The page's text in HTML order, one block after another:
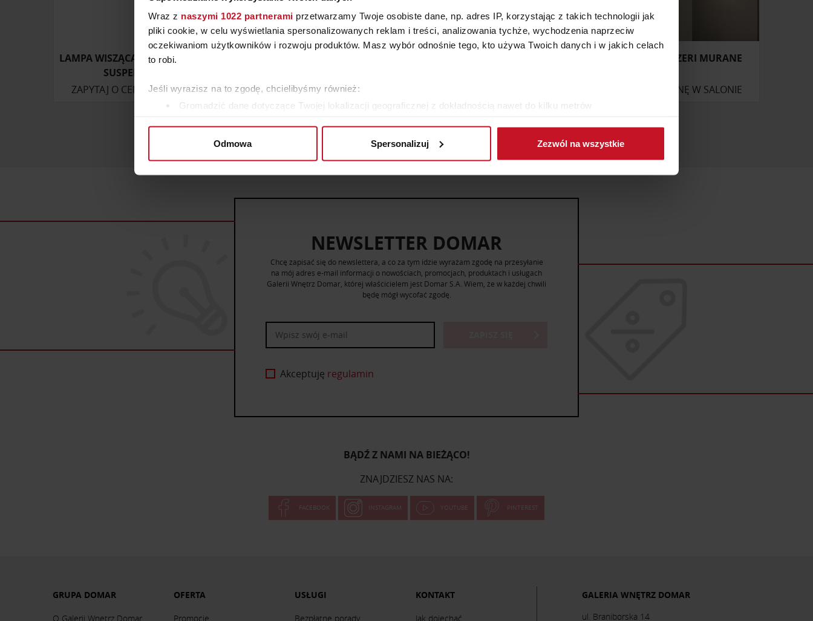
Wraz z naszymi 1022 partnerami przetwarzamy Twoje osobiste dane, np. adres IP, korzystając z takich technologii jak
pliki cookie, w celu wyświetlania spersonalizowanych reklam i treści, analizowania tychże, wychodzenia naprzeciw
oczekiwaniom użytkowników i rozwoju produktów. Masz wybór odnośnie tego, kto używa Twoich danych i w jakich celach
to robi.
Jeśli wyrazisz na to zgodę, chcielibyśmy również:
Gromadzić dane dotyczące Twojej lokalizacji geograficznej z dokładnością nawet do kilku metrów
Dowiedz się więcej odnośnie tego, jak Twoje osobiste dane są przetwarzane oraz ustaw własne preferencje w
reklamowym i analitycznym. Partnerzy mogą połączyć te informacje z innymi danymi otrzymanymi od Ciebie lub
uzyskanymi podczas korzystania z ich usług.
Odmowa Spersonalizuj Zezwól na wszystkie
LAMPA WISZĄCA BLACK FOSTER
SUSPENSION
ZAPYTAJ O CENĘ W SALONIE
239,90 ZŁ
KINKIET PANZERI MURANE
ZAPYTAJ O CENĘ W SALONIE
NEWSLETTER DOMAR
Chcę zapisać się do newslettera, a co za tym idzie wyrażam zgodę na przesyłanie
na mój adres e-mail informacji o nowościach, promocjach, produktach i usługach
Galerii Wnętrz Domar, której właścicielem jest Domar S.A. Wiem, że w każdej chwili
będę mógł wycofać zgodę.
Akceptuję regulamin
BĄDŹ Z NAMI NA BIEŻĄCO!
ZNAJDZIESZ NAS NA:
FACEBOOK INSTAGRAM YOUTUBE PINTEREST
GRUPA DOMAR
O Galerii Wnętrz Domar
OFERTA
Promocje
USŁUGI
Bezpłatne porady
KONTAKT
Jak dojechać
GALERIA WNĘTRZ DOMAR
ul. Braniborska 14